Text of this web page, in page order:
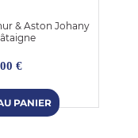
& Aston Johany
€